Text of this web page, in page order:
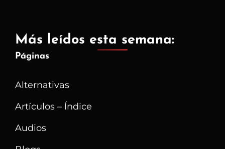
Samsung
Más leídos esta semana:
Páginas
Alternativas
Artículos – Índice
Audios